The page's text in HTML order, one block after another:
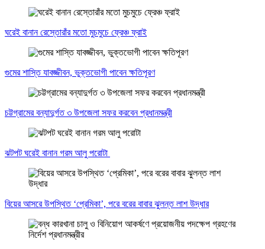
ঘরেই বানান রেস্তোরাঁর মতো মুচমুচে ফ্রেঞ্চ ফ্রাই
গুমের শাস্তি যাবজ্জীবন, ভুক্তভোগী পাবেন ক্ষতিপূরণ
চট্টগ্রামের বন্যাদুর্গত ৩ উপজেলা সফর করবেন প্রধানমন্ত্রী
ঝটপট ঘরেই বানান গরম আলু পরোটা
বিয়ের আসরে উপস্থিত ‘প্রেমিকা’, পরে বরের বাবার ঝুলন্ত লাশ উদ্ধার